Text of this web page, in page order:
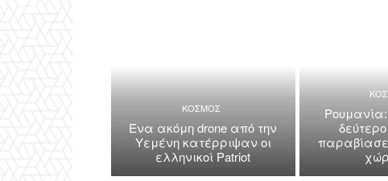
ΚΟΣΜΟΣ
Ένα ακόμη drone από την
Υεμένη κατέρριψαν οι
ελληνικοί Patriot